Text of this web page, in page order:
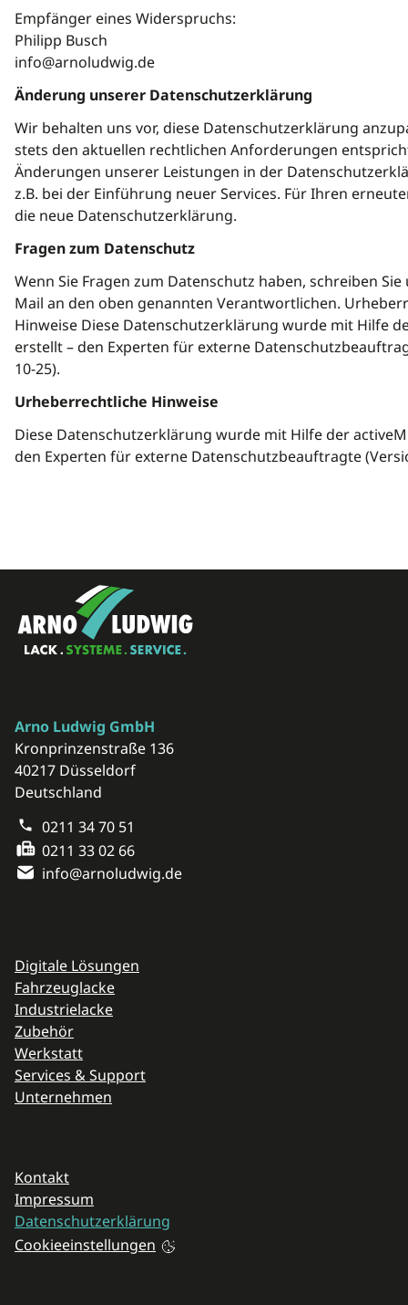
Empfänger eines Widerspruchs:
Philipp Busch
info@arnoludwig.de
Änderung unserer Datenschutzerklärung
Wir behalten uns vor, diese Datenschutzerklärung
stets den aktuellen rechtlichen Anforderungen
Änderungen unserer Leistungen in der
z.B. bei der Einführung neuer Services. Für Ihren
die neue Datenschutzerklärung.
Fragen zum Datenschutz
Wenn Sie Fragen zum Datenschutz haben, schreiben Sie
Mail an den oben genannten Verantwortlichen.
Hinweise Diese Datenschutzerklärung wurde mit Hilfe
erstellt – den Experten für externe
10-25).
Urheberrechtliche Hinweise
Diese Datenschutzerklärung wurde mit Hilfe der
den Experten für externe Datenschutzbeauftragte
Arno Ludwig GmbH
Kronprinzenstraße 136
40217 Düsseldorf
Deutschland
0211 34 70 51
0211 33 02 66
info@arnoludwig.de
Navigation überspringen
Digitale Lösungen
Fahrzeuglacke
Industrielacke
Zubehör
Werkstatt
Services & Support
Unternehmen
Navigation überspringen
Kontakt
Impressum
Datenschutzerklärung
Cookieeinstellungen